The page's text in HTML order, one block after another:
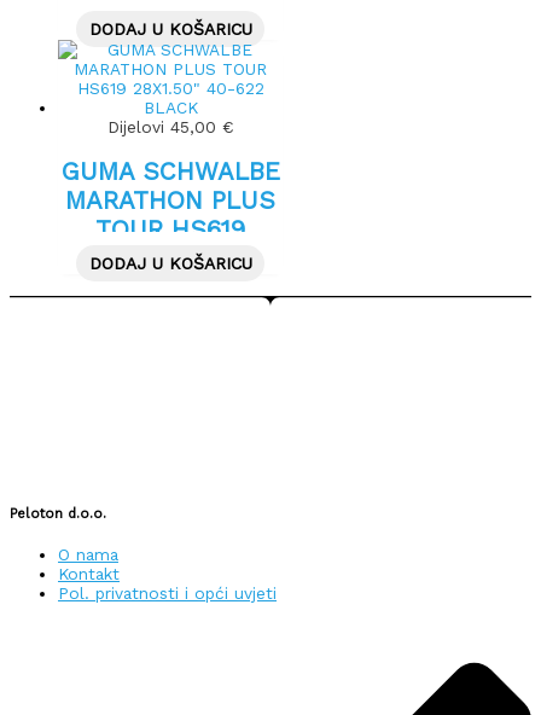
DODAJ U KOŠARICU
Dijelovi 45,00 €
GUMA SCHWALBE
MARATHON PLUS
TOUR HS619
28X1.50″ 40-622
DODAJ U KOŠARICU
Peloton d.o.o.
O nama
Kontakt
Pol. privatnosti i opći uvjeti